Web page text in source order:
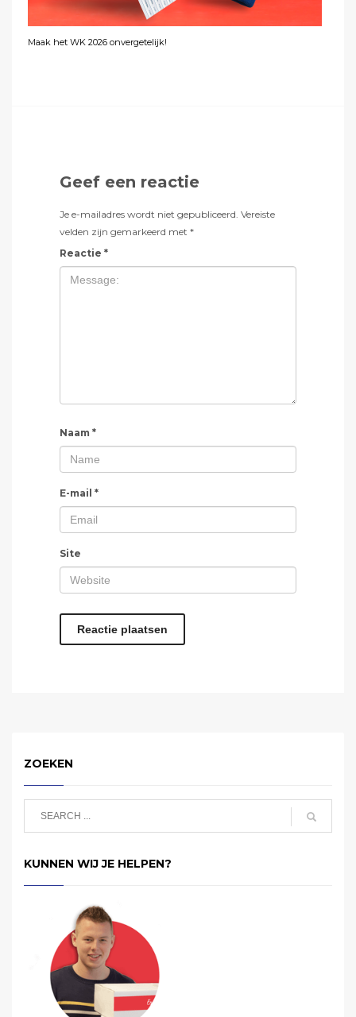
Maak het WK 2026 onvergetelijk!
Geef een reactie
Je e-mailadres wordt niet gepubliceerd. Vereiste
velden zijn gemarkeerd met *
Reactie *
Naam *
E-mail *
Site
ZOEKEN
KUNNEN WIJ JE HELPEN?